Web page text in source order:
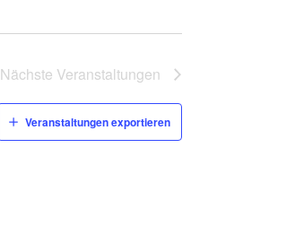
Nächste Veranstaltungen
Veranstaltungen exportieren